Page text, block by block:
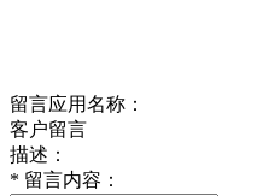
留言应用名称：
客户留言
描述：
* 留言内容：